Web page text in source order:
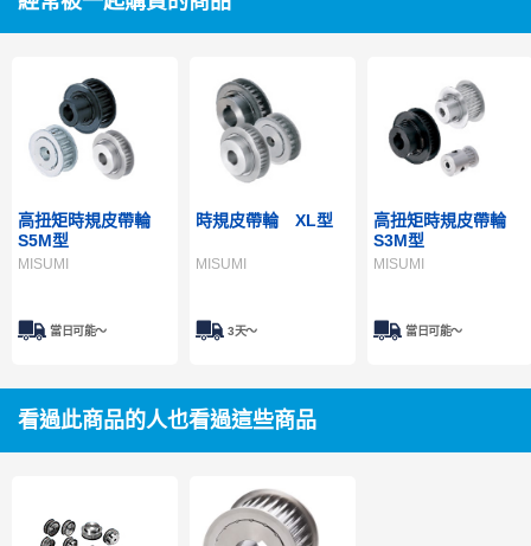
高扭矩時規皮帶輪
S5M型
MISUMI
當日可能〜
時規皮帶輪 XL型
MISUMI
3天～
高扭矩時規皮帶輪
S3M型
MISUMI
當日可能〜
看過此商品的人也看過這些商品